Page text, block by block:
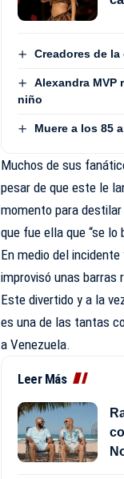
Creadores de la
Alexandra MVP
niño
Muere a los 85
Muchos de sus
pesar de que este le
momento para
que fue ella que “se lo
En medio del
improvisó unas barras
Este divertido y a la
es una de las tantas
a Venezuela.
Leer Más